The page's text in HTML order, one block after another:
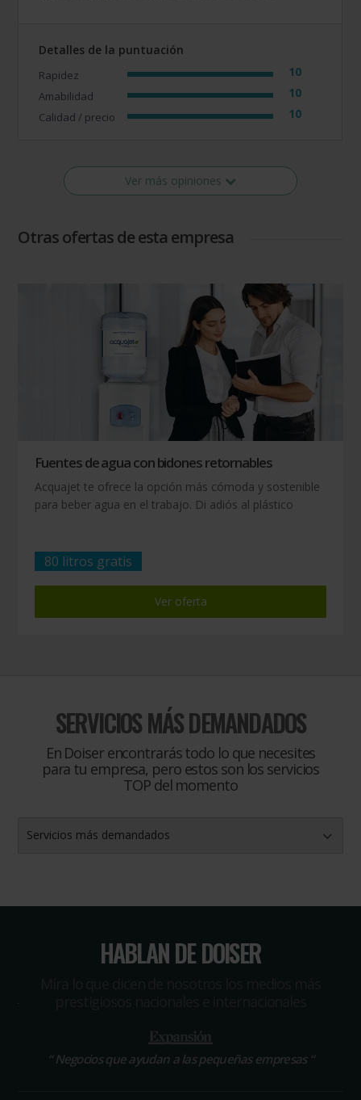
Detalles de la puntuación
Rapidez 10
Amabilidad 10
Calidad / precio 10
Ver más opiniones
Otras ofertas de esta empresa
Fuentes de agua con bidones retornables
Acquajet te ofrece la opción más cómoda y sostenible
para beber agua en el trabajo. Di adiós al plástico
80 litros gratis
Ver oferta
SERVICIOS MÁS DEMANDADOS
En Doiser encontrarás todo lo que necesites
para tu empresa, pero estos son los servicios
TOP del momento
Servicios más demandados
HABLAN DE DOISER
“Negocios que ayudan a las pequeñas empresas “